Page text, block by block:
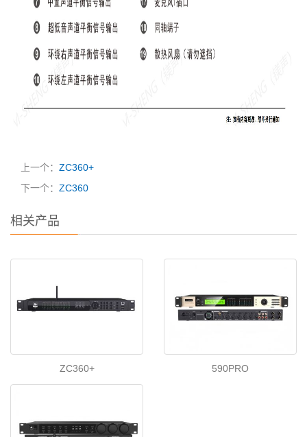
上一个： ZC360+
下一个： ZC360
相关产品
ZC360+ 590PRO